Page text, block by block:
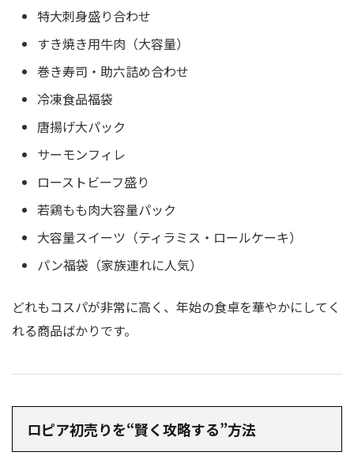
特大刺身盛り合わせ
すき焼き用牛肉（大容量）
巻き寿司・助六詰め合わせ
冷凍食品福袋
唐揚げ大パック
サーモンフィレ
ローストビーフ盛り
若鶏もも肉大容量パック
大容量スイーツ（ティラミス・ロールケーキ）
パン福袋（家族連れに人気）
どれもコスパが非常に高く、年始の食卓を華やかにしてく
れる商品ばかりです。
ロピア初売りを“賢く攻略する”方法